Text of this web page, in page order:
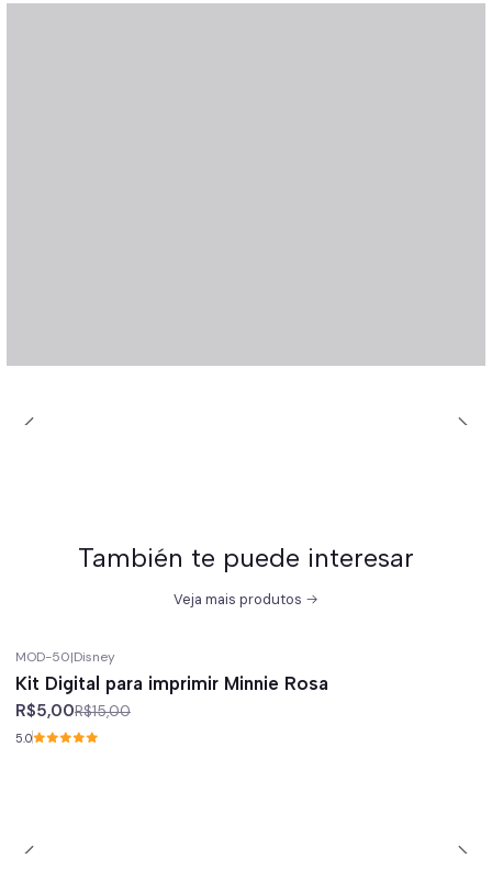
También te puede interesar
Veja mais produtos
MOD-50|Disney
Kit Digital para imprimir Minnie Rosa
R$5,00R$15,00
5.0